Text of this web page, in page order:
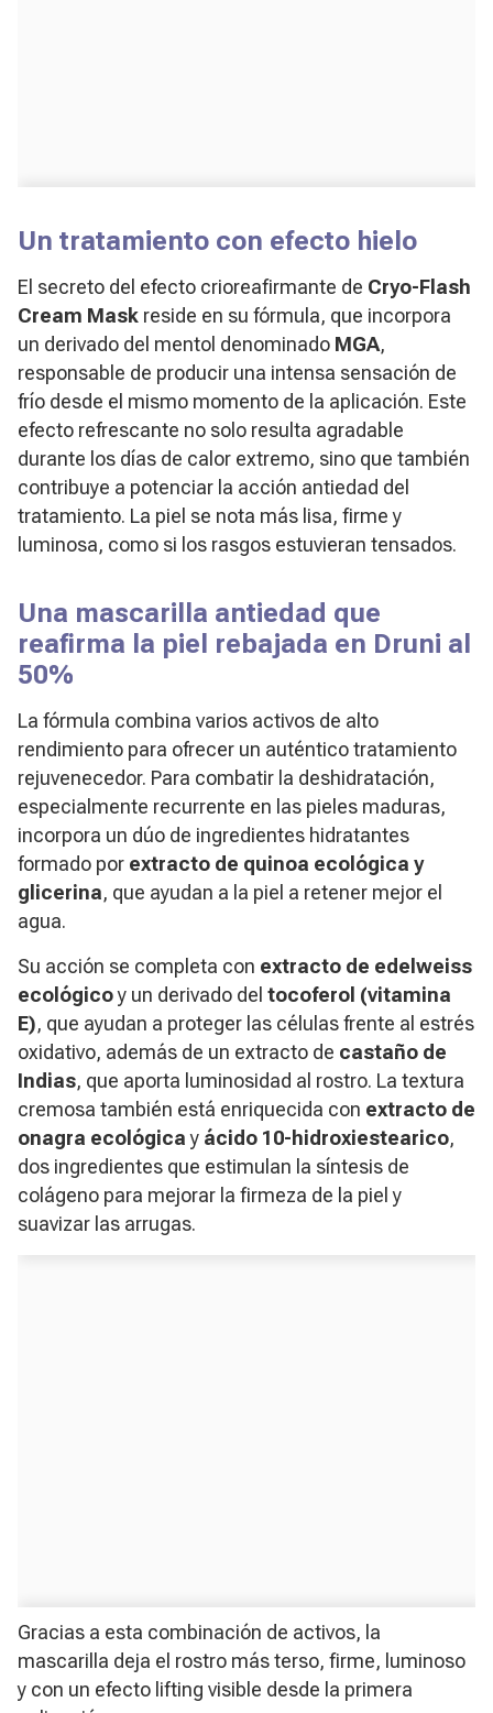
Un tratamiento con efecto hielo
El secreto del efecto crioreafirmante de Cryo-Flash
Cream Mask reside en su fórmula, que incorpora
un derivado del mentol denominado MGA,
responsable de producir una intensa sensación de
frío desde el mismo momento de la aplicación. Este
efecto refrescante no solo resulta agradable
durante los días de calor extremo, sino que también
contribuye a potenciar la acción antiedad del
tratamiento. La piel se nota más lisa, firme y
luminosa, como si los rasgos estuvieran tensados.
Una mascarilla antiedad que
reafirma la piel rebajada en Druni al
50%
La fórmula combina varios activos de alto
rendimiento para ofrecer un auténtico tratamiento
rejuvenecedor. Para combatir la deshidratación,
especialmente recurrente en las pieles maduras,
incorpora un dúo de ingredientes hidratantes
formado por extracto de quinoa ecológica y
glicerina, que ayudan a la piel a retener mejor el
agua.
Su acción se completa con extracto de edelweiss
ecológicoy un derivado del tocoferol (vitamina
E), que ayudan a proteger las células frente al estrés
oxidativo, además de un extracto de castaño de
Indias, que aporta luminosidad al rostro. La textura
cremosa también está enriquecida con extracto de
onagra ecológicay ácido 10-hidroxiestearico,
dos ingredientes que estimulan la síntesis de
colágeno para mejorar la firmeza de la piel y
suavizar las arrugas.
Gracias a esta combinación de activos, la
mascarilla deja el rostro más terso, firme, luminoso
y con un efecto lifting visible desde la primera